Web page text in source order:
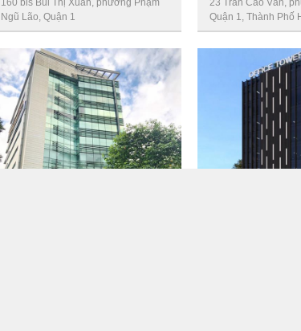
Ngũ Lão, Quận 1
Quận 1, Thành Phố